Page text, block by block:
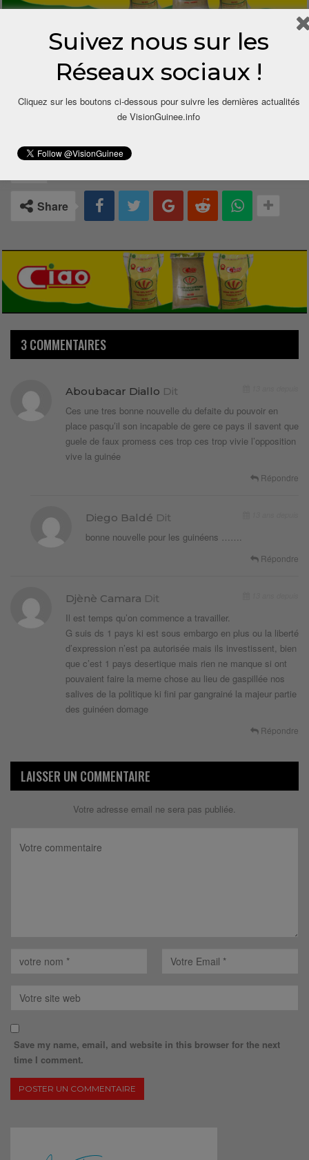
Outélé KEITA (In Le Pays)
Share
3 COMMENTAIRES
Aboubacar Diallo Dit
Ces une tres bonne nouvelle du defaite du pouvoir en
place pasqu’il son incapable de gere ce pays il savent que
guele de faux promess ces trop ces trop vivie l’opposition
vive la guinée
Répondre
Diego Baldé Dit
bonne nouvelle pour les guinéens …….
Répondre
Djènè Camara Dit
Il est temps qu’on commence a travailler.
G suis ds 1 pays ki est sous embargo en plus ou la liberté
d’expression n’est pa autorisée mais ils investissent, bien
que c’est 1 pays desertique mais rien ne manque si ont
pouvaient faire la meme chose au lieu de gaspillée nos
salives de la politique ki fini par gangrainé la majeur partie
des guinéen domage
Répondre
LAISSER UN COMMENTAIRE
Votre adresse email ne sera pas publiée.
Save my name, email, and website in this browser for the next
time I comment.
Suivez nous sur les
Réseaux sociaux !
Cliquez sur les boutons ci-dessous pour suivre les dernières actualités
de VisionGuinee.info